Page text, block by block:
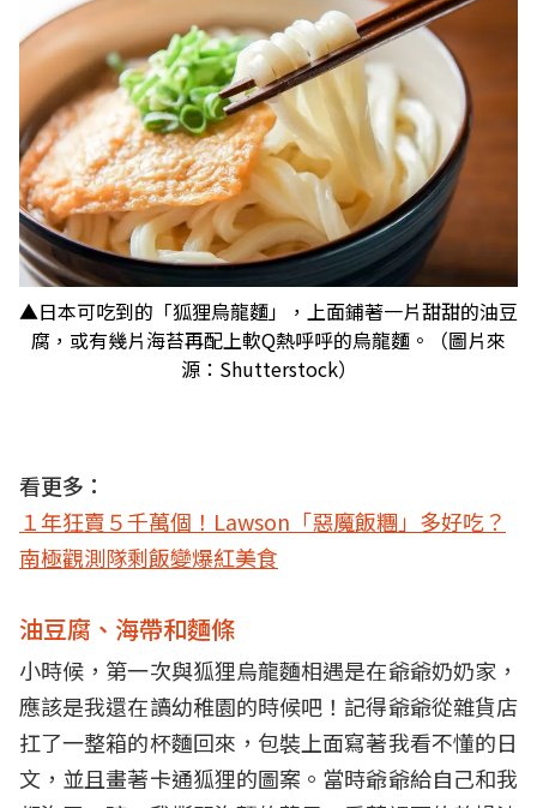
▲日本可吃到的「狐狸烏龍麵」，上面鋪著一片甜甜的油豆
腐，或有幾片海苔再配上軟Q熱呼呼的烏龍麵。（圖片來
源：Shutterstock）
看更多：
１年狂賣５千萬個！Lawson「惡魔飯糰」多好吃？
南極觀測隊剩飯變爆紅美食
油豆腐、海帶和麵條
小時候，第一次與狐狸烏龍麵相遇是在爺爺奶奶家，
應該是我還在讀幼稚園的時候吧！記得爺爺從雜貨店
扛了一整箱的杯麵回來，包裝上面寫著我看不懂的日
文，並且畫著卡通狐狸的圖案。當時爺爺給自己和我